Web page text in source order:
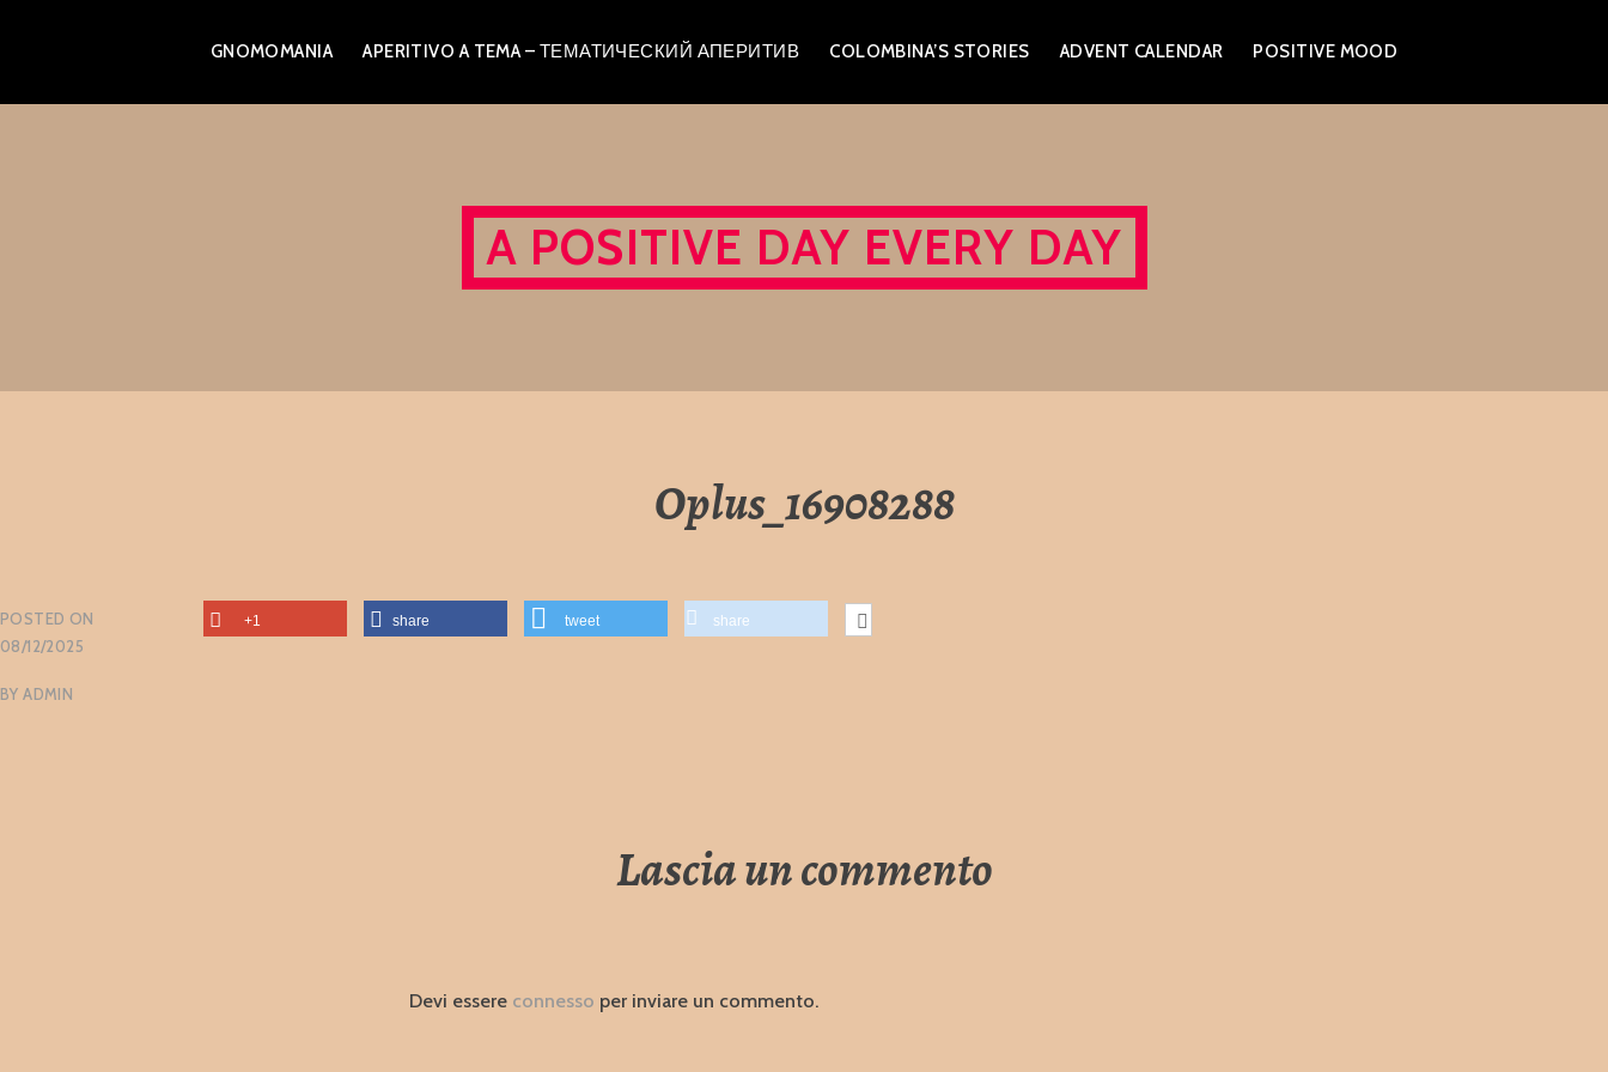
content
GNOMOMANIA APERITIVO A TEMA – ТЕМАТИЧЕСКИЙ АПЕРИТИВ COLOMBINA’S STORIES ADVENT CALENDAR POSITIVE MOOD
A POSITIVE DAY EVERY DAY
Oplus_16908288
POSTED ON
08/12/2025
BYADMIN
+1 share tweet share
Lascia un commento
Devi essere connesso per inviare un commento.